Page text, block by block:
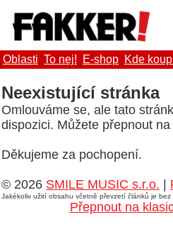
Oblasti To nej! E-shop Kde
Neexistující stránka
Omlouváme se, ale tato
dispozici. Můžete přepnout
Děkujeme za pochopení.
© 2026 SMILE MUSIC s.r.o.
Jakékoliv užití obsahu včetně převzetí článků je
Přepnout na